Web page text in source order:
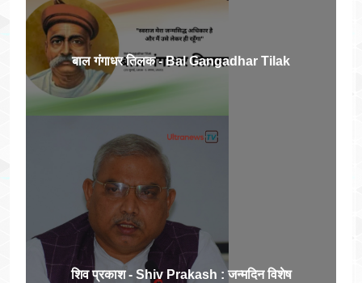
बाल गंगाधर तिलक - Bal Gangadhar Tilak
शिव प्रकाश - Shiv Prakash : जन्मदिन विशेष